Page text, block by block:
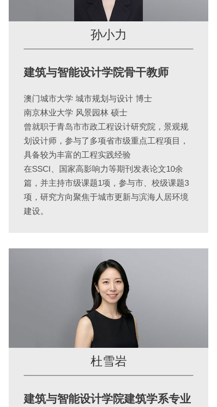
孙小力
建筑与智能设计学院骨干教师
澳门城市大学 城市规划与设计 博士
南京林业大学 风景园林 硕士
曾就职于青岛市市政工程设计研究院，景观规
划设计师，参与了多项省市级重点工程项目，
具备较为丰富的工程实践经验
在SSCI、国家高影响力等期刊发表论文10余
篇，并主持市级课题1项，参与市、校级课题3
项，研究方向聚焦于城市更新与滨海人居环境
建设。
杜雪岩
建筑与智能设计学院建筑学系专业